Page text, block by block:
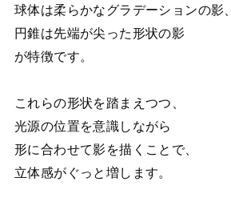
球体は柔らかなグラデーションの影、
円錐は先端が尖った形状の影
が特徴です。
これらの形状を踏まえつつ、
光源の位置を意識しながら
形に合わせて影を描くことで、
立体感がぐっと増します。